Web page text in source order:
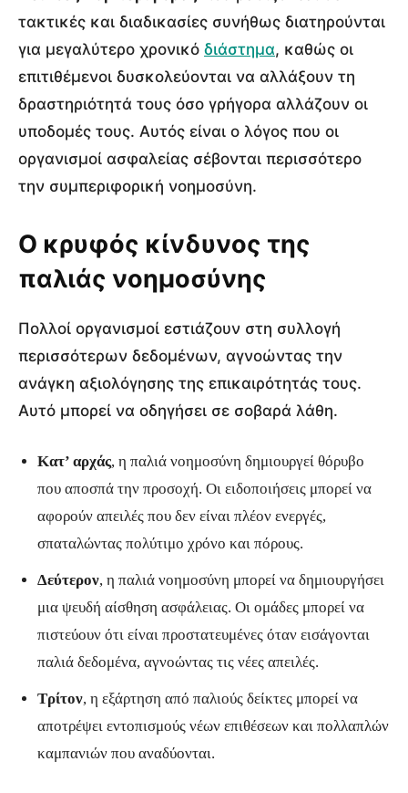
τακτικές και διαδικασίες συνήθως διατηρούνται
για μεγαλύτερο χρονικό διάστημα, καθώς οι
επιτιθέμενοι δυσκολεύονται να αλλάξουν τη
δραστηριότητά τους όσο γρήγορα αλλάζουν οι
υποδομές τους. Αυτός είναι ο λόγος που οι
οργανισμοί ασφαλείας σέβονται περισσότερο
την συμπεριφορική νοημοσύνη.
Ο κρυφός κίνδυνος της
παλιάς νοημοσύνης
Πολλοί οργανισμοί εστιάζουν στη συλλογή
περισσότερων δεδομένων, αγνοώντας την
ανάγκη αξιολόγησης της επικαιρότητάς τους.
Αυτό μπορεί να οδηγήσει σε σοβαρά λάθη.
Κατ’ αρχάς, η παλιά νοημοσύνη δημιουργεί θόρυβο
που αποσπά την προσοχή. Οι ειδοποιήσεις μπορεί να
αφορούν απειλές που δεν είναι πλέον ενεργές,
σπαταλώντας πολύτιμο χρόνο και πόρους.
Δεύτερον, η παλιά νοημοσύνη μπορεί να δημιουργήσει
μια ψευδή αίσθηση ασφάλειας. Οι ομάδες μπορεί να
πιστεύουν ότι είναι προστατευμένες όταν εισάγονται
παλιά δεδομένα, αγνοώντας τις νέες απειλές.
Τρίτον, η εξάρτηση από παλιούς δείκτες μπορεί να
αποτρέψει εντοπισμούς νέων επιθέσεων και πολλαπλών
καμπανιών που αναδύονται.